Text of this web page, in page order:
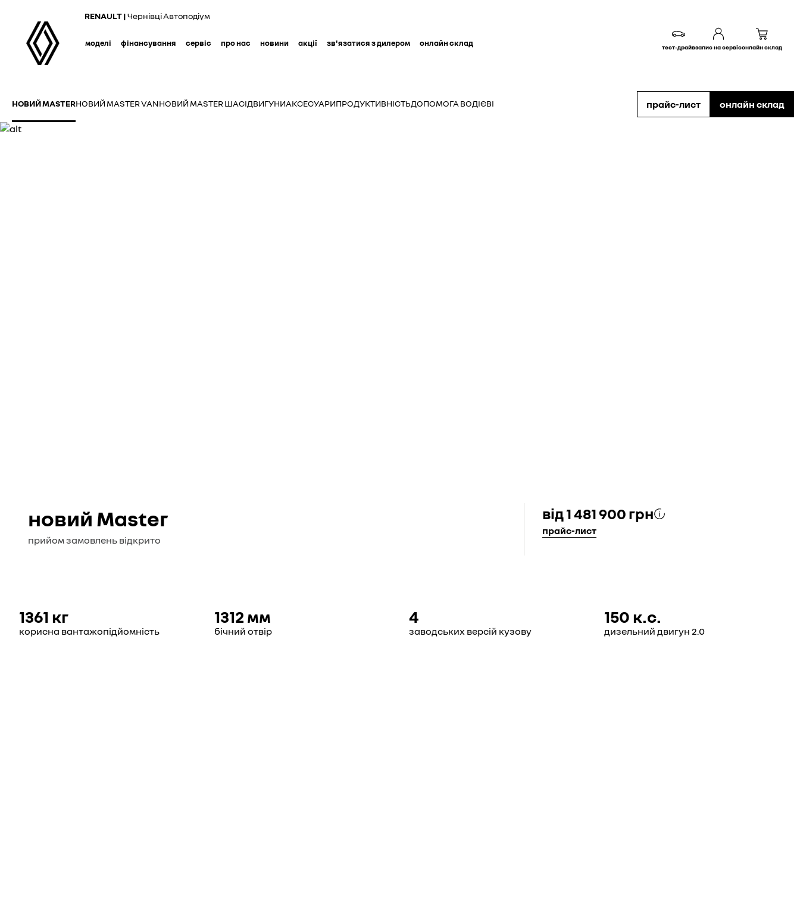
RENAULT |Чернівці Автоподіум
моделі фінансування сервіс про нас новини акції зв'язатися з дилером онлайн склад тест-драйвзапис на сервісонлайн склад
НОВИЙ MASTERНОВИЙ MASTER VANНОВИЙ MASTER ШАСІДВИГУНИАКСЕСУАРИПРОДУКТИВНІСТЬДОПОМОГА ВОДІЄВІ прайс-лист онлайн склад
новий Master
прийом замовлень відкрито
від 1 481 900 грн
прайс-лист
1361 кг
корисна вантажопідйомність
1312 мм
бічний отвір
4
заводських версій кузову
150 к.с.
дизельний двигун 2.0